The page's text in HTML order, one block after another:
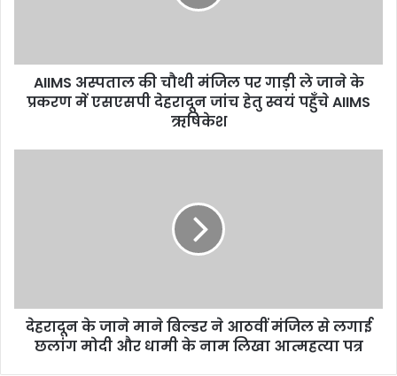
AIIMS अस्पताल की चौथी मंजिल पर गाड़ी ले जाने के
प्रकरण में एसएसपी देहरादून जांच हेतु स्वयं पहुँचे AIIMS
ऋषिकेश
देहरादून के जाने माने बिल्डर ने आठवीं मंजिल से लगाई
छलांग मोदी और धामी के नाम लिखा आत्महत्या पत्र